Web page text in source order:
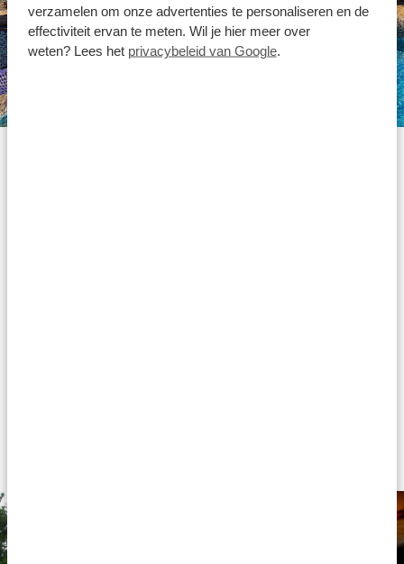
verzamelen om onze advertenties te personaliseren en de
effectiviteit ervan te meten. Wil je hier meer over
weten? Lees het privacybeleid van Google.